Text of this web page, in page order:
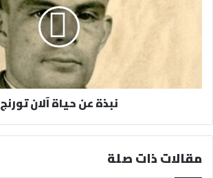
نبذة عن حياة آلان تورنج
مقالات ذات صلة